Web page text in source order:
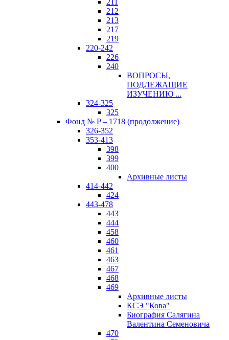
211
212
213
217
219
220-242
226
240
ВОПРОСЫ,
ПОДЛЕЖАЩИЕ
ИЗУЧЕНИЮ ...
324-325
325
Фонд № P – 1718 (продолжение)
326-352
353-413
398
399
400
Архивные листы
414-442
424
443-478
443
444
458
460
461
463
467
468
469
Архивные листы
КСЭ "Кова"
Биография Салягина
Валентина Семеновича
470